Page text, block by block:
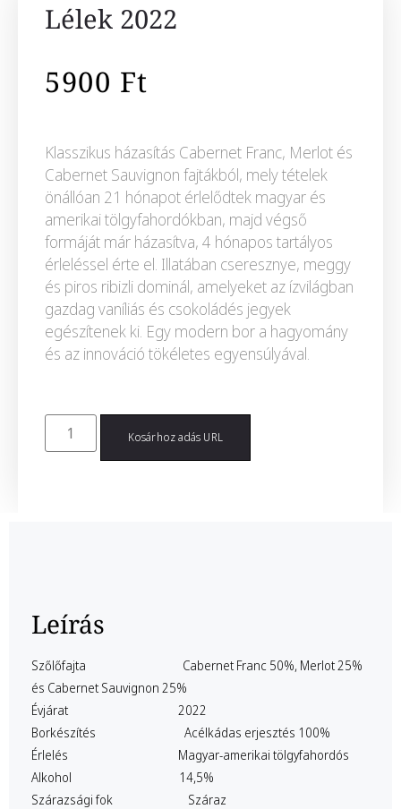
Lélek 2022
5900 Ft
Klasszikus házasítás Cabernet Franc, Merlot és
Cabernet Sauvignon fajtákból, mely tételek
önállóan 21 hónapot érlelődtek magyar és
amerikai tölgyfahordókban, majd végső
formáját már házasítva, 4 hónapos tartályos
érleléssel érte el. Illatában cseresznye, meggy
és piros ribizli dominál, amelyeket az ízvilágban
gazdag vaníliás és csokoládés jegyek
egészítenek ki. Egy modern bor a hagyomány
és az innováció tökéletes egyensúlyával.
Kosárhoz adás URL
Leírás
Szőlőfajta Cabernet Franc 50%, Merlot 25%
és Cabernet Sauvignon 25%
Évjárat 2022
Borkészítés Acélkádas erjesztés 100%
Érlelés Magyar-amerikai tölgyfahordós
Alkohol 14,5%
Szárazsági fok Száraz